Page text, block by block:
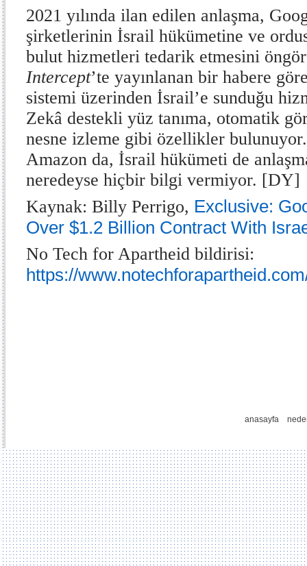
2021 yılında ilan edilen anlaşma,
şirketlerinin İsrail hükümetine ve
bulut hizmetleri tedarik etmesini
Intercept’te yayınlanan bir habere
sistemi üzerinden İsrail’e sunduğu
Zekâ destekli yüz tanıma, otomatik
nesne izleme gibi özellikler
Amazon da, İsrail hükümeti de
neredeyse hiçbir bilgi vermiyor. [DY]
Kaynak: Billy Perrigo, Exclusive:
Over $1.2 Billion Contract With
No Tech for Apartheid bildirisi:
https://
anasayfa